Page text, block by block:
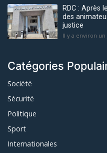
RDC : Après
des
justice
Il y a environ
Catégories
Société
Sécurité
Politique
Sport
Internationales